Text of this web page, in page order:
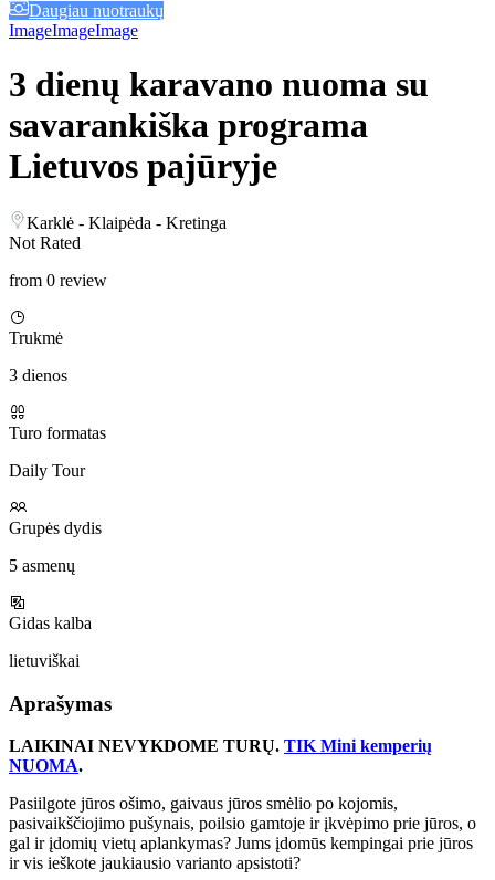
Daugiau nuotraukų
ImageImageImage
3 dienų karavano nuoma su
savarankiška programa
Lietuvos pajūryje
Karklė - Klaipėda - Kretinga
Not Rated
from 0 review
Trukmė
3 dienos
Turo formatas
Daily Tour
Grupės dydis
5 asmenų
Gidas kalba
lietuviškai
Aprašymas
LAIKINAI NEVYKDOME TURŲ. TIK Mini kemperių
NUOMA.
Pasiilgote jūros ošimo, gaivaus jūros smėlio po kojomis,
pasivaikščiojimo pušynais, poilsio gamtoje ir įkvėpimo prie jūros, o
gal ir įdomių vietų aplankymas? Jums įdomūs kempingai prie jūros
ir vis ieškote jaukiausio varianto apsistoti?